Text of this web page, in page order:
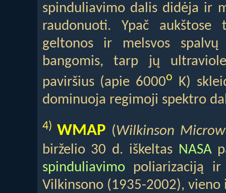
spinduliavimo dalis didėja ir
raudonuoti. Ypač aukštose
geltonos ir melsvos
bangomis, tarp jų
paviršius (apie 6000o K)
dominuoja regimoji spektro
4) WMAP (Wilkinson
birželio 30 d. iškeltas NASA
spinduliavimopoliarizaciją ir
Vilkinsono (1935-2002), vieno